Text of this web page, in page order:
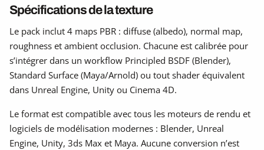
Spécifications de la texture
Le pack inclut 4 maps PBR : diffuse (albedo), normal map,
roughness et ambient occlusion. Chacune est calibrée pour
s’intégrer dans un workflow Principled BSDF (Blender),
Standard Surface (Maya/Arnold) ou tout shader équivalent
dans Unreal Engine, Unity ou Cinema 4D.
Le format est compatible avec tous les moteurs de rendu et
logiciels de modélisation modernes : Blender, Unreal
Engine, Unity, 3ds Max et Maya. Aucune conversion n’est